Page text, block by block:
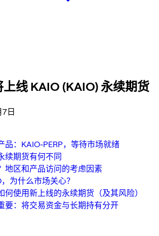
线 KAIO (KAIO) 永续期货
日
品：KAIO-PERP，等待市场就绪
续期货有何不同
地区和产品访问的考虑因素
为什么市场关心？
何使用新上线的永续期货（及其风险）
要：将交易资金与长期持有分开